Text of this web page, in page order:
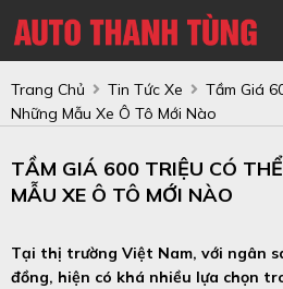
Trang Chủ Tin Tức Xe
Tầm Giá
Những Mẫu Xe Ô Tô Mới Nào
TẦM GIÁ 600 TRIỆU CÓ
MẪU XE Ô TÔ MỚI NÀO
Tại thị trường Việt Nam, với ngân
đồng, hiện có khá nhiều lựa chọn